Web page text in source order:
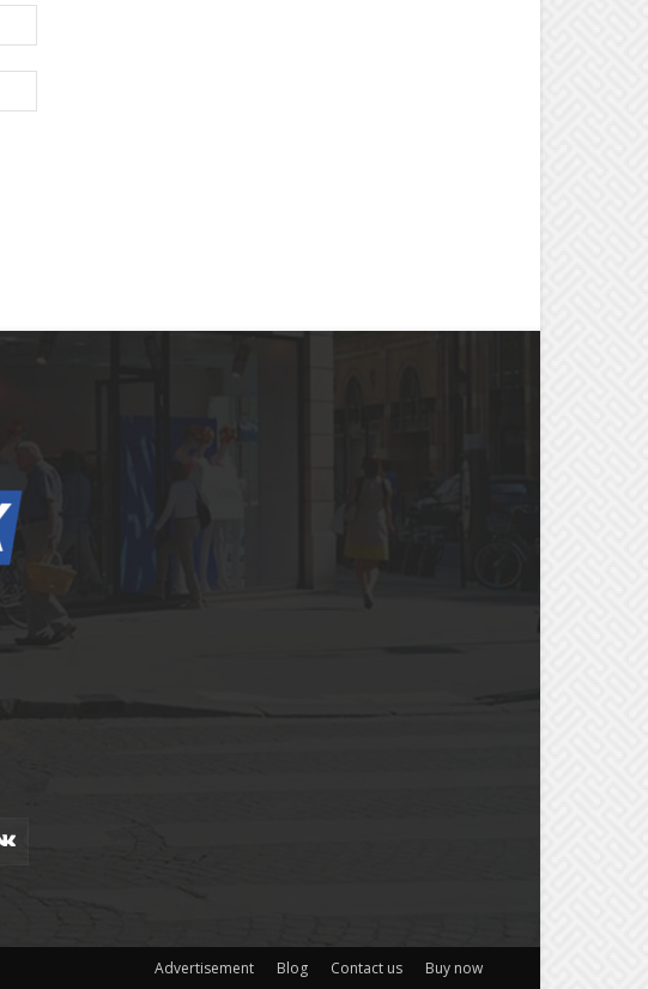
Advertisement Blog Contact us Buy now